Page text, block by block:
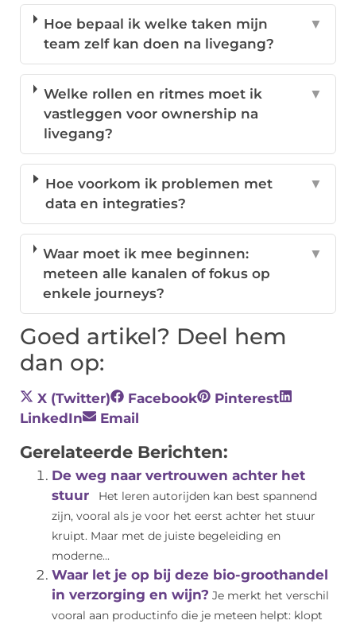
Hoe bepaal ik welke taken mijn
team zelf kan doen na livegang?
▼
Welke rollen en ritmes moet ik
vastleggen voor ownership na
livegang?
▼
Hoe voorkom ik problemen met
data en integraties?
▼
Waar moet ik mee beginnen:
meteen alle kanalen of fokus op
enkele journeys?
▼
Goed artikel? Deel hem
dan op:
X (Twitter) Facebook
Pinterest
LinkedIn
Email
Gerelateerde Berichten:
De weg naar vertrouwen achter het
stuur
Het leren autorijden kan best spannend
zijn, vooral als je voor het eerst achter het stuur
kruipt. Maar met de juiste begeleiding en
moderne...
Waar let je op bij deze bio-groothandel
in verzorging en wijn? Je merkt het verschil
vooral aan productinfo die je meteen helpt: klopt